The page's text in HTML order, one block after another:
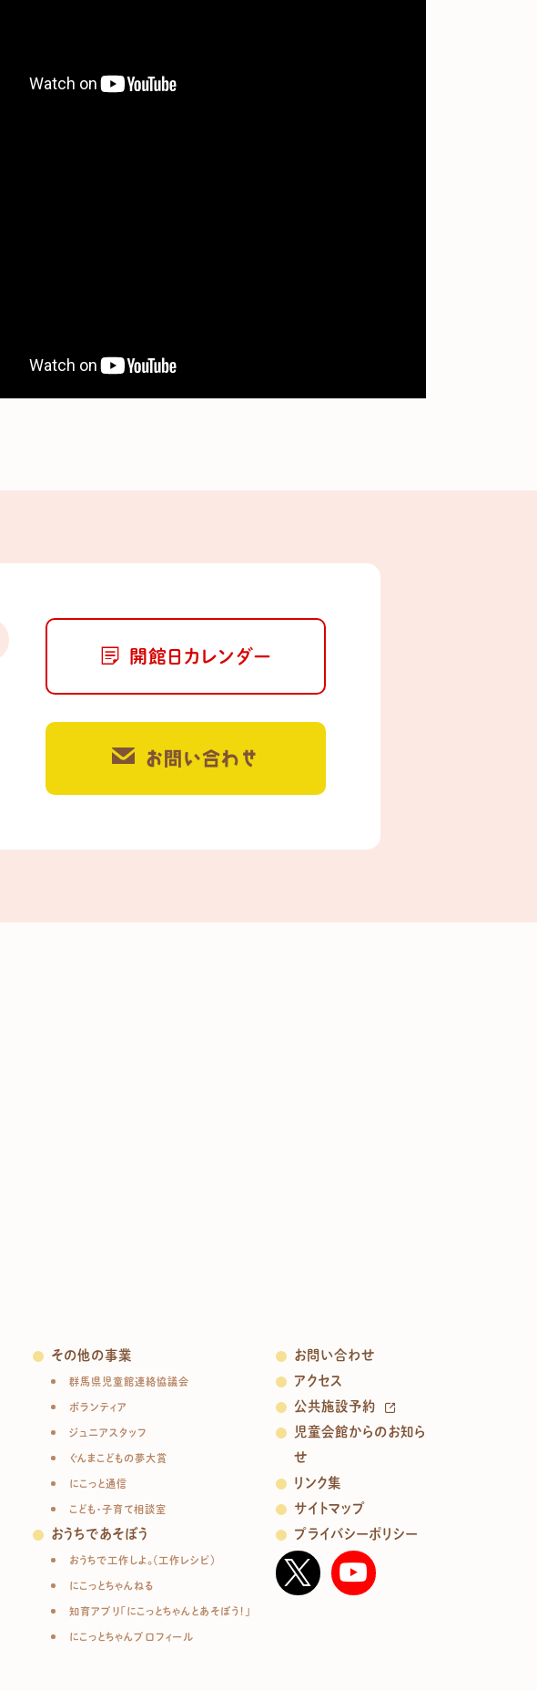
開館日カレンダー
お問い合わせ
その他の事業
群馬県児童館連絡協議会
ボランティア
ジュニアスタッフ
ぐんまこどもの夢大賞
にこっと通信
こども・子育て相談室
おうちであそぼう
おうちで工作しよ。（工作レシピ）
にこっとちゃんねる
知育アプリ「にこっとちゃんとあそぼう！」
にこっとちゃんプロフィール
お問い合わせ
アクセス
公共施設予約
児童会館からのお知ら
せ
リンク集
サイトマップ
プライバシーポリシー